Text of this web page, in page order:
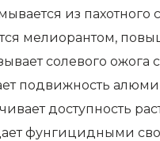
из пахотного
мелиорантом,
солевого
подвижность
доступность
фунгицидными